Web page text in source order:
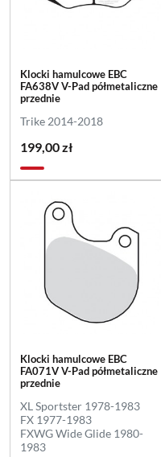
Klocki hamulcowe EBC
FA638V V-Pad półmetaliczne
przednie
Trike 2014-2018
199,00 zł
Klocki hamulcowe EBC
FA071V V-Pad półmetaliczne
przednie
XL Sportster 1978-1983
FX 1977-1983
FXWG Wide Glide 1980-
1983